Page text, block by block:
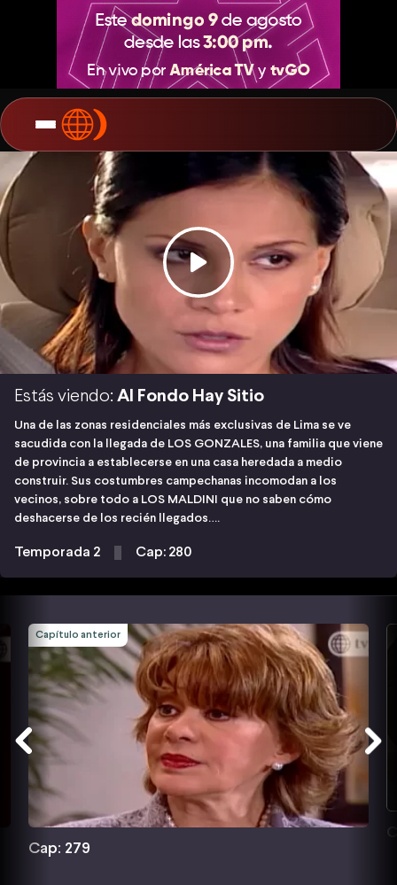
Estás viendo: Al Fondo Hay Sitio
Una de las zonas residenciales más exclusivas de Lima se ve
sacudida con la llegada de LOS GONZALES, una familia que viene
de provincia a establecerse en una casa heredada a medio
construir. Sus costumbres campechanas incomodan a los
vecinos, sobre todo a LOS MALDINI que no saben cómo
deshacerse de los recién llegados….
Temporada 2 Cap: 280
Capítulo anterior
Cap: 279